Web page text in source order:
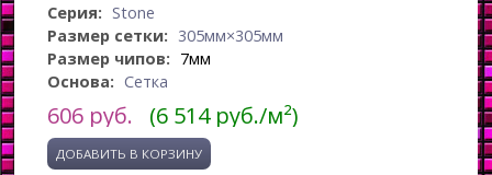
Серия: Stone
Размер сетки: 305мм×305мм
Размер чипов: 7мм
Основа: Сетка
606 руб. (6 514 руб./м²)